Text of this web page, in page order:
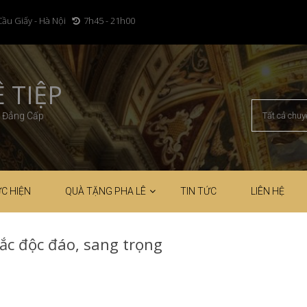
Giấy - Hà Nội 7h45 - 21h00
TIỆP
Cấp
HIỆN QUÀ TẶNG PHA LÊ TIN TỨC LIÊN HỆ
độc đáo, sang trọng